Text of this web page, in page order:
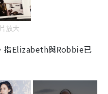
放大
指Elizabeth與Robbie已